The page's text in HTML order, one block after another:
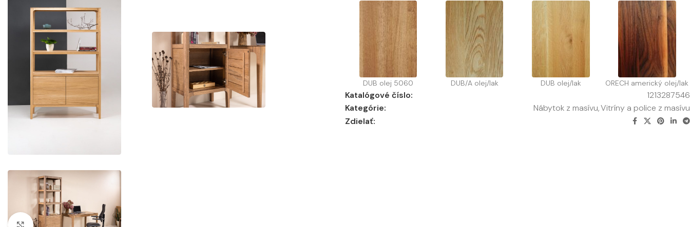
Kliknutím zväčšíte
DUB olej 5060 DUB/A olej/lak DUB olej/lak ORECH americký olej/lak
Katalógové číslo:
1213287546
Kategórie:
Nábytok z masívu,Vitríny a police z masívu
Zdielať: